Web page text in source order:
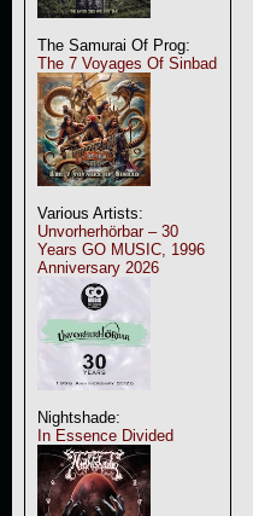
The Samurai Of Prog:
The 7 Voyages Of Sinbad
Various Artists:
Unvorherhörbar – 30
Years GO MUSIC, 1996
Anniversary 2026
Nightshade:
In Essence Divided